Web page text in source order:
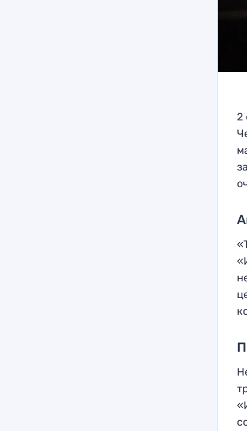
2